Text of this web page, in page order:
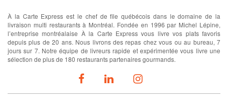
À la Carte Express est le chef de file québécois dans le domaine de la
livraison multi restaurants à Montréal. Fondée en 1996 par Michel Lépine,
l’entreprise montréalaise À la Carte Express vous livre vos plats favoris
depuis plus de 20 ans. Nous livrons des repas chez vous ou au bureau, 7
jours sur 7. Notre équipe de livreurs rapide et expérimentée vous livre une
sélection de plus de 180 restaurants partenaires gourmands.